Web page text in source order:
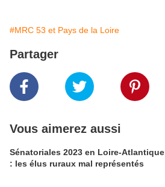
#MRC 53 et Pays de la Loire
Partager
Vous aimerez aussi
Sénatoriales 2023 en Loire-Atlantique
: les élus ruraux mal représentés